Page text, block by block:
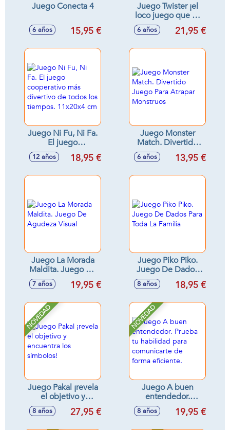
Juego Conecta 4
6 años 15,95 €
Juego Twister ¡el
loco juego que os
retorcerá de risa!
6 años 21,95 €
Juego Ni Fu, Ni Fa.
El juego
cooperativo más
divertivo de todos
12 años 18,95 €
Juego Monster
Match. Divertido
Juego Para Atrapar
Monstruos
6 años 13,95 €
Juego La Morada
Maldita. Juego De
Agudeza Visual
7 años 19,95 €
Juego Piko Piko.
Juego De Dados
Para Toda La
Familia
8 años 18,95 €
NOVEDAD
Juego Pakal ¡revela
el objetivo y
encuentra los
símbolos!
8 años 27,95 €
NOVEDAD
Juego A buen
entendedor.
Prueba tu habilidad
para comunicarte
8 años 19,95 €